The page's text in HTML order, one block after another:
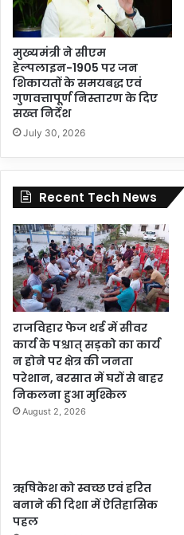
मुख्यमंत्री ने सीएम
हेल्पलाइन-1905 पर जन
शिकायतों के समयबद्ध एवं
गुणवत्तापूर्ण निस्तारण के दिए
सख्त निर्देश
July 30, 2026
Recent Tech News
राजविहार फेज थर्ड में सीवर
कार्य के पश्चात् सड़को का कार्य
न होने पर क्षेत्र की जनता
परेशान, बरसात में घरों से बाहर
निकलना हुआ मुश्किल
August 2, 2026
ऋषिकेश को स्वच्छ एवं हरित
बनाने की दिशा में ऐतिहासिक
पहल